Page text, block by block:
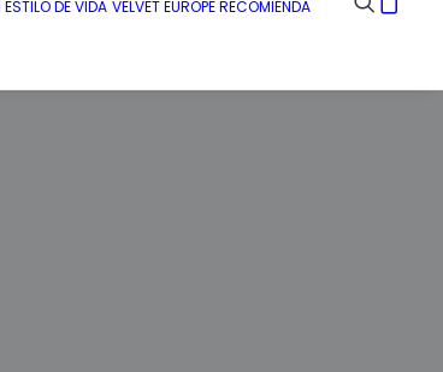
ESTILO DE VIDA VELVET EUROPE RECOMIENDA